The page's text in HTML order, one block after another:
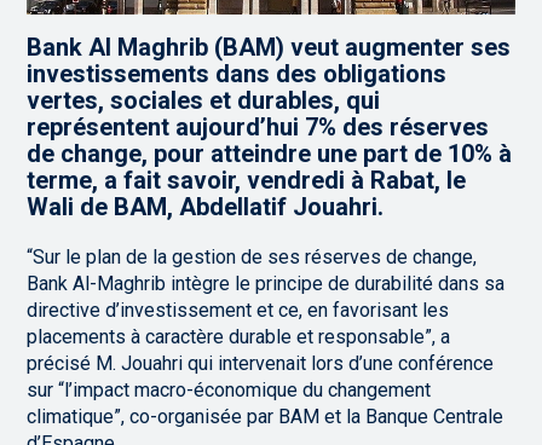
Bank Al Maghrib (BAM) veut augmenter ses
investissements dans des obligations
vertes, sociales et durables, qui
représentent aujourd’hui 7% des réserves
de change, pour atteindre une part de 10% à
terme, a fait savoir, vendredi à Rabat, le
Wali de BAM, Abdellatif Jouahri.
“Sur le plan de la gestion de ses réserves de change,
Bank Al-Maghrib intègre le principe de durabilité dans sa
directive d’investissement et ce, en favorisant les
placements à caractère durable et responsable”, a
précisé M. Jouahri qui intervenait lors d’une conférence
sur “l’impact macro-économique du changement
climatique”, co-organisée par BAM et la Banque Centrale